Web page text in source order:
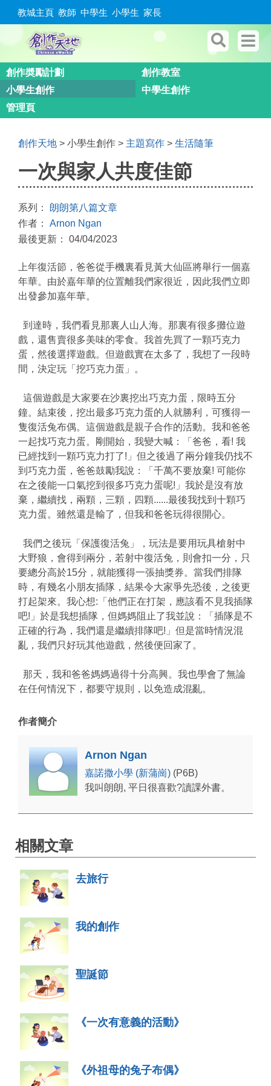
教城主頁 教師 中學生 小學生 家長
創作奬勵計劃
創作教室
小學生創作
中學生創作
管理頁
創作天地 > 小學生創作 > 主題寫作 > 生活隨筆
一次與家人共度佳節
系列： 朗朗第八篇文章
作者： Arnon Ngan
最後更新： 04/04/2023
上年復活節，爸爸從手機裏看見黃大仙區將舉行一個嘉
年華。由於嘉年華的位置離我們家很近，因此我們立即
出發參加嘉年華。
到達時，我們看見那裏人山人海。那裏有很多攤位遊
戲，還售賣很多美味的零食。我首先買了一顆巧克力
蛋，然後選擇遊戲。但遊戲實在太多了，我想了一段時
間，決定玩「挖巧克力蛋」。
這個遊戲是大家要在沙裏挖出巧克力蛋，限時五分
鐘。結束後，挖出最多巧克力蛋的人就勝利，可獲得一
隻復活兔布偶。這個遊戲是親子合作的活動。我和爸爸
一起找巧克力蛋。剛開始，我變大喊：「爸爸，看! 我
已經找到一顆巧克力打了!」但之後過了兩分鐘我仍找不
到巧克力蛋，爸爸鼓勵我說：「千萬不要放棄! 可能你
在之後能一口氣挖到很多巧克力蛋呢!」我於是沒有放
棄，繼續找，兩顆，三顆，四顆......最後我找到十顆巧
克力蛋。雖然還是輸了，但我和爸爸玩得很開心。
我們之後玩「保護復活兔」，玩法是要用玩具槍射中
大野狼，會得到兩分，若射中復活兔，則會扣一分，只
要總分高於15分，就能獲得一張抽獎券。當我們排隊
時，有幾名小朋友插隊，結果令大家爭先恐後，之後更
打起架來。我心想:「他們正在打架，應該看不見我插隊
吧!」於是我想插隊，但媽媽阻止了我並說：「插隊是不
正確的行為，我們還是繼續排隊吧!」但是當時情況混
亂，我們只好玩其他遊戲，然後便回家了。
那天，我和爸爸媽媽過得十分高興。我也學會了無論
在任何情況下，都要守規則，以免造成混亂。
作者簡介
Arnon Ngan
嘉諾撒小學 (新蒲崗) (P6B)
我叫朗朗, 平日很喜歡?讀課外書。
相關文章
去旅行
我的創作
聖誕節
《一次有意義的活動》
《外祖母的兔子布偶》